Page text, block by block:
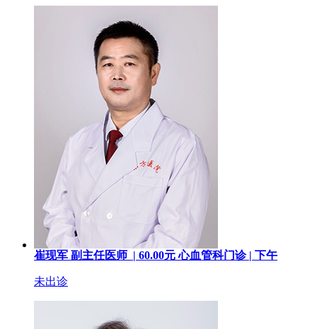
崔现军 副主任医师 | 60.00元心血管科门诊 | 下午
未出诊